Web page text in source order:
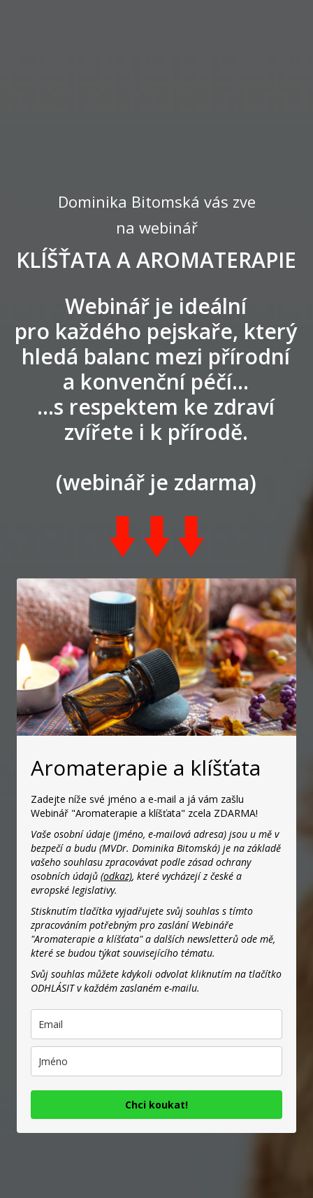
Dominika Bitomská vás zve
na webinář
KLÍŠŤATA A AROMATERAPIE
Webinář je ideální
pro každého pejskaře, který
hledá balanc mezi přírodní
a konvenční péčí...
...s respektem ke zdraví
zvířete i k přírodě.
(webinář je zdarma)
Aromaterapie a klíšťata
Zadejte níže své jméno a e-mail a já vám zašlu
Webinář "Aromaterapie a klíšťata" zcela ZDARMA!
Vaše osobní údaje (jméno, e-mailová adresa) jsou u mě v
bezpečí a budu (MVDr. Dominika Bitomská) je na základě
vašeho souhlasu zpracovávat podle zásad ochrany
osobních údajů (odkaz), které vycházejí z české a
evropské legislativy.
Stisknutím tlačítka vyjadřujete svůj souhlas s tímto
zpracováním potřebným pro zaslání Webináře
"Aromaterapie a klíšťata" a dalších newsletterů ode mě,
které se budou týkat souvisejícího tématu.
Svůj souhlas můžete kdykoli odvolat kliknutím na tlačítko
ODHLÁSIT v každém zaslaném e-mailu.
Chci koukat!